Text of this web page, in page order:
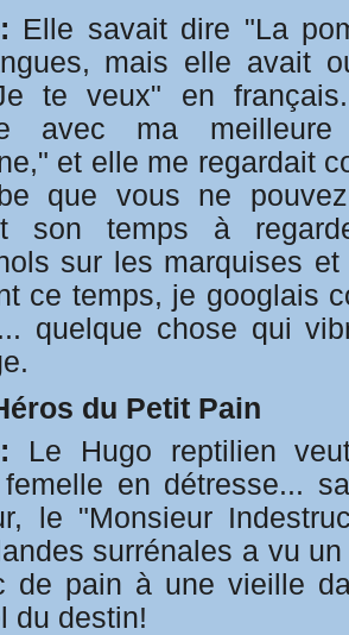
Elle savait dire "La
mais elle avait
te veux" en
avec ma
et elle me regardait
que vous ne
son temps à
sur les marquises
ce temps, je googlais
quelque chose qui
du Petit Pain
Le Hugo reptilien
en détresse...
le "Monsieur
surrénales a vu
de pain à une vieille
du destin!